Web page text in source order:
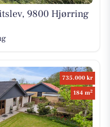
9800 Hjørring
735.000 kr
184 m2